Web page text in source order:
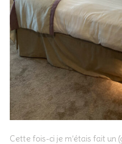
Cette fois-ci je m’étais fait un